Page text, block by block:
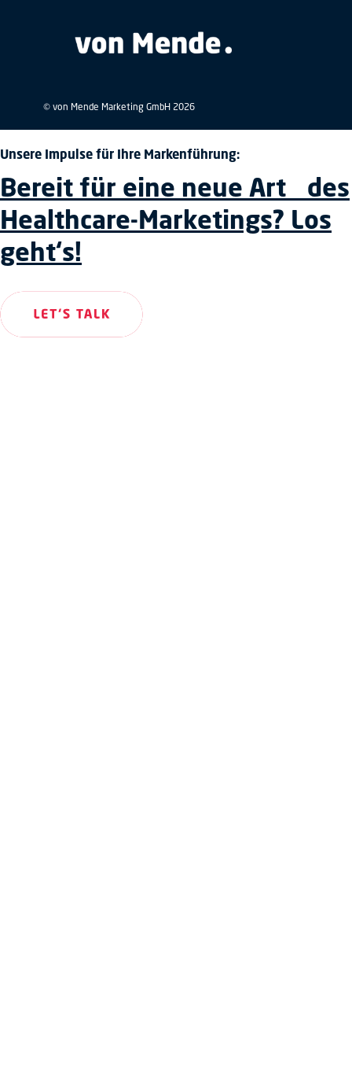
Unsere Impulse für Ihre Markenführung:
Bereit für eine neue Art des
Healthcare-Marketings? Los
geht‘s!
© von Mende Marketing GmbH 2026